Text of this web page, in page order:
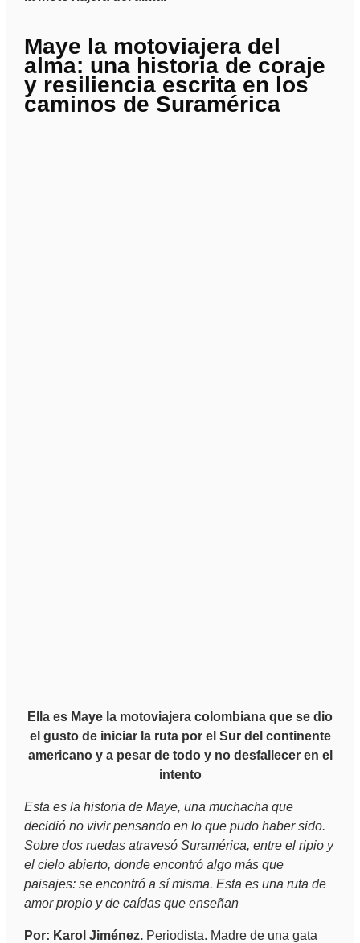
Maye la motoviajera del
alma: una historia de coraje
y resiliencia escrita en los
caminos de Suramérica
Ella es Maye la motoviajera colombiana que se dio
el gusto de iniciar la ruta por el Sur del continente
americano y a pesar de todo y no desfallecer en el
intento
Esta es la historia de Maye, una muchacha que
decidió no vivir pensando en lo que pudo haber sido.
Sobre dos ruedas atravesó Suramérica, entre el ripio y
el cielo abierto, donde encontró algo más que
paisajes: se encontró a sí misma. Esta es una ruta de
amor propio y de caídas que enseñan
Por: Karol Jiménez. Periodista. Madre de una gata